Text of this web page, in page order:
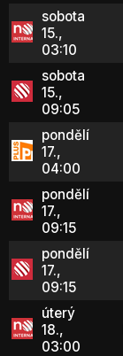
sobota
15.,
03:10
sobota
15.,
09:05
pondělí
17.,
04:00
pondělí
17.,
09:15
pondělí
17.,
09:15
úterý
18.,
03:00